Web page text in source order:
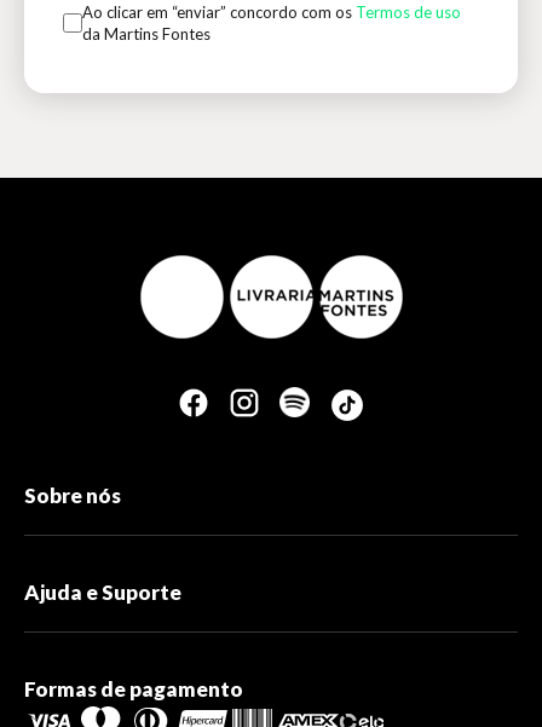
Ao clicar em “enviar” concordo com os Termos de uso
da Martins Fontes
Sobre nós
Ajuda e Suporte
Formas de pagamento